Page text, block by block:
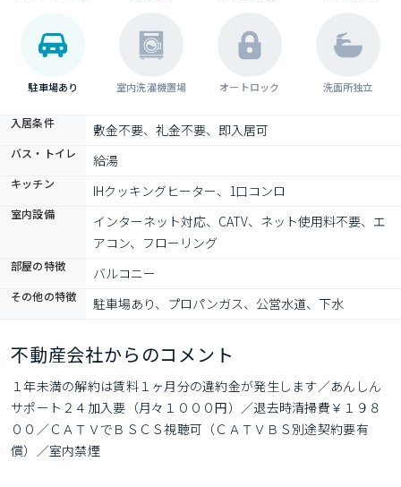
駐車場あり 室内洗濯機置場 オートロック 洗面所独立
入居条件 敷金不要、礼金不要、即入居可
バス・トイレ 給湯
キッチン IHクッキングヒーター、1口コンロ
室内設備
インターネット対応、CATV、ネット使用料不要、エ
アコン、フローリング
部屋の特徴 バルコニー
その他の特徴 駐車場あり、プロパンガス、公営水道、下水
不動産会社からのコメント
１年未満の解約は賃料１ヶ月分の違約金が発生します／あんしん
サポート２４加入要（月々１０００円）／退去時清掃費￥１９８
００／ＣＡＴＶでＢＳＣＳ視聴可（ＣＡＴＶＢＳ別途契約要有
償）／室内禁煙